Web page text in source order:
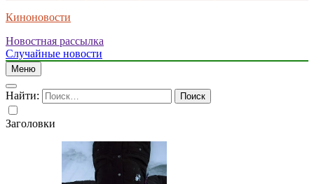
Киноновости
Новостная рассылка
Случайные новости
Меню
Найти:
Заголовки